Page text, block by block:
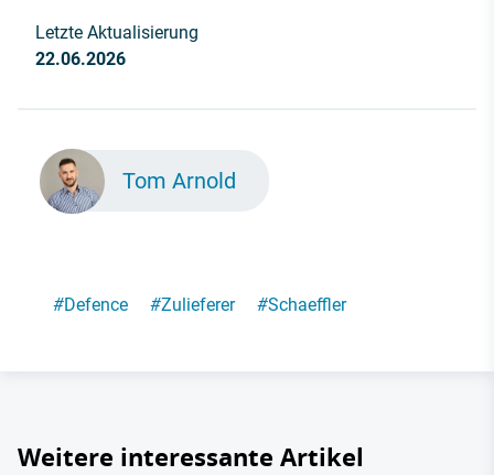
Letzte Aktualisierung
22.06.2026
Tom Arnold
#Defence #Zulieferer #Schaeffler
Weitere interessante Artikel